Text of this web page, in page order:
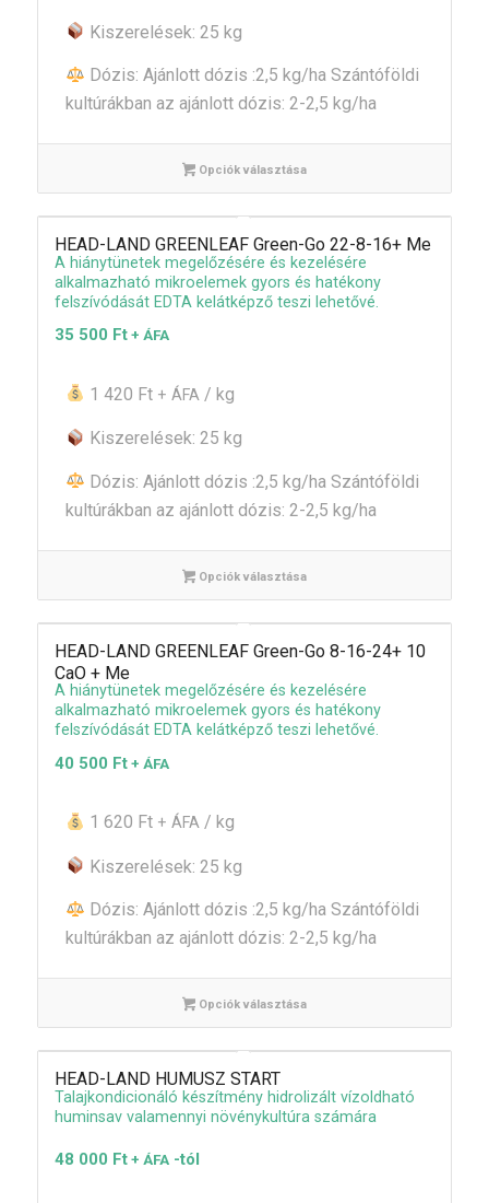
Kiszerelések: 25 kg
Dózis: Ajánlott dózis :2,5 kg/ha Szántóföldi
kultúrákban az ajánlott dózis: 2-2,5 kg/ha
Opciók választása
HEAD-LAND GREENLEAF Green-Go 22-8-16+ Me
A hiánytünetek megelőzésére és kezelésére
alkalmazható mikroelemek gyors és hatékony
felszívódását EDTA kelátképző teszi lehetővé.
35 500 Ft+ ÁFA
1 420 Ft+ ÁFA / kg
Kiszerelések: 25 kg
Dózis: Ajánlott dózis :2,5 kg/ha Szántóföldi
kultúrákban az ajánlott dózis: 2-2,5 kg/ha
Opciók választása
HEAD-LAND GREENLEAF Green-Go 8-16-24+ 10
CaO + Me
A hiánytünetek megelőzésére és kezelésére
alkalmazható mikroelemek gyors és hatékony
felszívódását EDTA kelátképző teszi lehetővé.
40 500 Ft+ ÁFA
1 620 Ft+ ÁFA/ kg
Kiszerelések: 25 kg
Dózis: Ajánlott dózis :2,5 kg/ha Szántóföldi
kultúrákban az ajánlott dózis: 2-2,5 kg/ha
Opciók választása
HEAD-LAND HUMUSZ START
Talajkondicionáló készítmény hidrolizált vízoldható
huminsav valamennyi növénykultúra számára
48 000 Ft+ ÁFA-tól